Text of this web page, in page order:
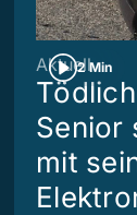
2 Min
Aktuell
Senior
mit